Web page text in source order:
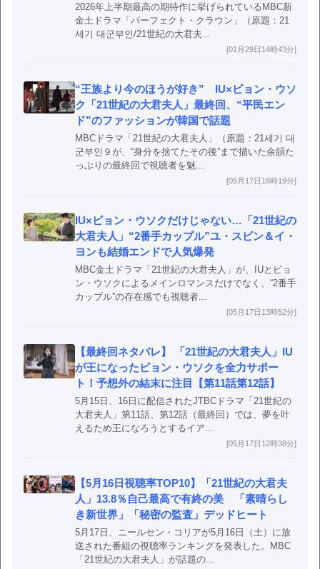
2026年上半期最高の期待作に挙げられているMBC新
金土ドラマ「パーフェクト・クラウン」（原題：21
세기 대군부인/21世紀の大君夫...
[01月29日14時43分]
“王族より今のほうが好き” IU×ビョン・ウソ
ク「21世紀の大君夫人」最終回、“平民エン
ド”のファッションが韓国で話題
MBCドラマ「21世紀の大君夫人」（原題：21세기 대
군부인９が、“身分を捨てたその後”まで描いた余韻た
っぷりの最終回で視聴者を魅...
[05月17日18時19分]
IU×ビョン・ウソクだけじゃない…「21世紀の
大君夫人」“2番手カップル”ユ・スビン＆イ・
ヨンも結婚エンドで人気爆発
MBC金土ドラマ「21世紀の大君夫人」が、IUとビョ
ン・ウソクによるメインロマンスだけでなく、“2番手
カップル”の存在感でも視聴者...
[05月17日13時52分]
【最終回ネタバレ】 「21世紀の大君夫人」IU
が王になったビョン・ウソクを全力サポー
ト！予想外の結末に注目【第11話第12話】
5月15日、16日に配信されたJTBCドラマ「21世紀の
大君夫人」第11話、第12話（最終回）では、夢を叶
えるため王になろうとするイア...
[05月17日12時38分]
【5月16日視聴率TOP10】「21世紀の大君夫
人」13.8％自己最高で有終の美 「素晴らし
き新世界」「秘密の監査」デッドヒート
5月17日、ニールセン・コリアが5月16日（土）に放
送された番組の視聴率ランキングを発表した。MBC
「21世紀の大君夫人」が話題の...